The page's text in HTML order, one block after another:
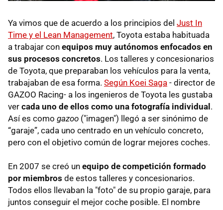
Ya vimos que de acuerdo a los principios del Just In
Time y el Lean Management, Toyota estaba habituada
a trabajar con equipos muy autónomos enfocados en
sus procesos concretos. Los talleres y concesionarios
de Toyota, que preparaban los vehículos para la venta,
trabajaban de esa forma. Según Koei Saga - director de
GAZOO Racing- a los ingenieros de Toyota les gustaba
ver cada uno de ellos como una fotografía individual .
Así es como gazoo ("imagen") llegó a ser sinónimo de
“garaje”, cada uno centrado en un vehículo concreto,
pero con el objetivo común de lograr mejores coches.
En 2007 se creó un equipo de competición formado
por miembros de estos talleres y concesionarios.
Todos ellos llevaban la "foto" de su propio garaje, para
juntos conseguir el mejor coche posible. El nombre